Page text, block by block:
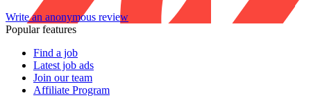
Write an anonymous review
Popular features
Find a job
Latest job ads
Join our team
Affiliate Program